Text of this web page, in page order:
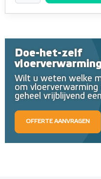
Doe-het-zelf
vloerverwarming
Wilt u weten welke
om
geheel vrijblijvend
OFFERTE AANVRAGEN